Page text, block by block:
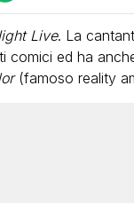
Live. La
comici ed ha
(famoso reality